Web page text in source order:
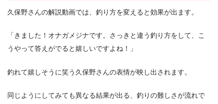
久保野さんの解説動画では、釣り方を変えると効果が出ます。
「きました！オナガメジナです。さっきと違う釣り方をして、こ
うやって答えがでると嬉しいですよね！」
釣れて嬉しそうに笑う久保野さんの表情が映し出されます。
同じようにしてみても異なる結果が出る、釣りの難しさが流れで